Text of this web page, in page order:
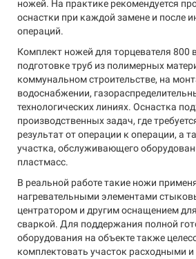
ножей. На практике рекомендуется
оснастки при каждой замене и после
операций.
Комплект ножей для торцевателя 800
подготовке труб из полимерных
коммунальном строительстве, на
водоснабжении,
технологических линиях. Оснастка
производственных задач, где
результат от операции к операции, а
участка, обслуживающего
пластмасс.
В реальной работе такие ножи
нагревательными элементами
центратором и другим оснащением
сваркой. Для поддержания полной
оборудования на объекте также
комплектовать участок расходными